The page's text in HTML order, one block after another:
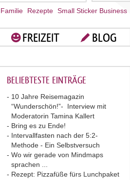
Familie Rezepte Small Sticker Business
FREIZEIT BLOG
BELIEBTESTE EINTRÄGE
10 Jahre Reisemagazin
“Wunderschön!”- Interview mit
Moderatorin Tamina Kallert
Bring es zu Ende!
Intervallfasten nach der 5:2-
Methode - Ein Selbstversuch
Wo wir gerade von Mindmaps
sprachen ...
Rezept: Pizzafüße fürs Lunchpaket